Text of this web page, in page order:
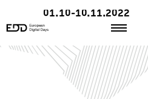
01.10-10.11.2022